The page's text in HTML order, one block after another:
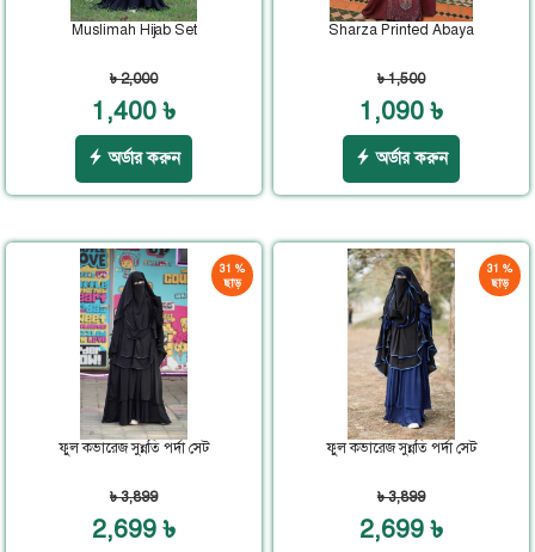
Muslimah Hijab Set
৳ 2,000
1,400 ৳
অর্ডার করুন
Sharza Printed Abaya
৳ 1,500
1,090 ৳
অর্ডার করুন
31 %
ছাড়
ফুল কভারেজ সুন্নতি পর্দা সেট
৳ 3,899
2,699 ৳
31 %
ছাড়
ফুল কভারেজ সুন্নতি পর্দা সেট
৳ 3,899
2,699 ৳